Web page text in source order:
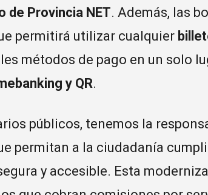
de Provincia NET. Además, las
permitirá utilizar cualquier
métodos de pago en un solo
y QR.
públicos, tenemos la
permitan a la ciudadanía
y accesible. Esta